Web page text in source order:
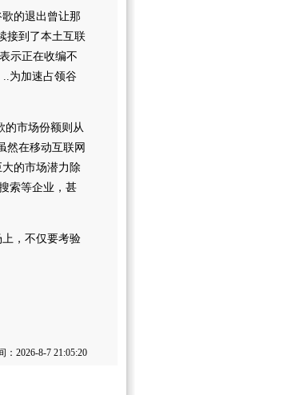
的退出曾让那
接到了本土互联
示正在收编不
..为加速占领谷
的市场份额则从
然在移动互联网
的市场潜力除
索等企业，甚
，不仅要考验
：2026-8-7 21:05:20